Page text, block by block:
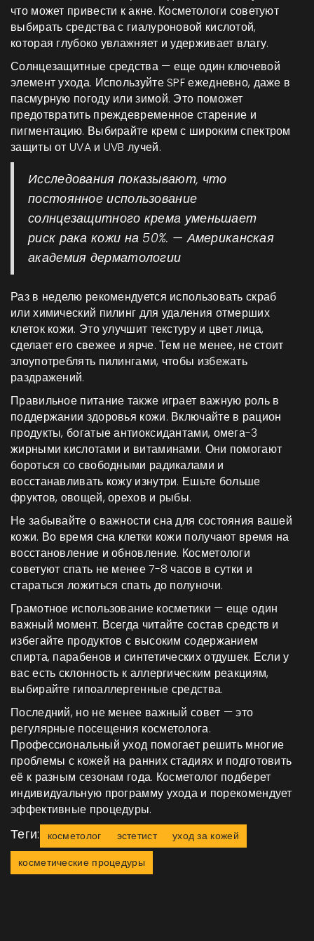
что может привести к акне. Косметологи советуют
выбирать средства с гиалуроновой кислотой,
которая глубоко увлажняет и удерживает влагу.
Солнцезащитные средства — еще один ключевой
элемент ухода. Используйте SPF ежедневно, даже в
пасмурную погоду или зимой. Это поможет
предотвратить преждевременное старение и
пигментацию. Выбирайте крем с широким спектром
защиты от UVA и UVB лучей.
Исследования показывают, что
постоянное использование
солнцезащитного крема уменьшает
риск рака кожи на 50%. — Американская
академия дерматологии
Раз в неделю рекомендуется использовать скраб
или химический пилинг для удаления отмерших
клеток кожи. Это улучшит текстуру и цвет лица,
сделает его свежее и ярче. Тем не менее, не стоит
злоупотреблять пилингами, чтобы избежать
раздражений.
Правильное питание также играет важную роль в
поддержании здоровья кожи. Включайте в рацион
продукты, богатые антиоксидантами, омега-3
жирными кислотами и витаминами. Они помогают
бороться со свободными радикалами и
восстанавливать кожу изнутри. Ешьте больше
фруктов, овощей, орехов и рыбы.
Не забывайте о важности сна для состояния вашей
кожи. Во время сна клетки кожи получают время на
восстановление и обновление. Косметологи
советуют спать не менее 7-8 часов в сутки и
стараться ложиться спать до полуночи.
Грамотное использование косметики — еще один
важный момент. Всегда читайте состав средств и
избегайте продуктов с высоким содержанием
спирта, парабенов и синтетических отдушек. Если у
вас есть склонность к аллергическим реакциям,
выбирайте гипоаллергенные средства.
Последний, но не менее важный совет — это
регулярные посещения косметолога.
Профессиональный уход помогает решить многие
проблемы с кожей на ранних стадиях и подготовить
её к разным сезонам года. Косметолог подберет
индивидуальную программу ухода и порекомендует
эффективные процедуры.
Теги: косметолог эстетист
уход за кожей
косметические процедуры